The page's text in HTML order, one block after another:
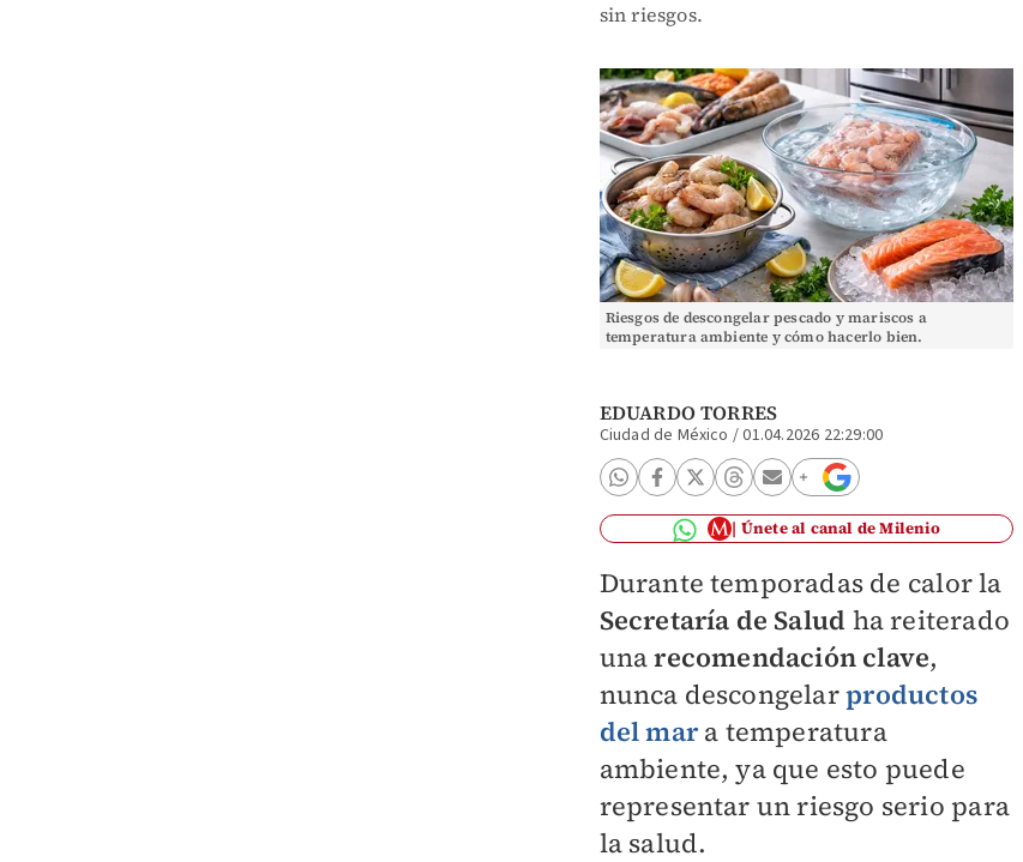
sin riesgos.
Riesgos de descongelar pescado y mariscos a
temperatura ambiente y cómo hacerlo bien.
EDUARDO TORRES
Ciudad de México /01.04.2026 22:29:00
Únete al canal de Milenio
Durante temporadas de calor la
Secretaría de Salud ha reiterado
unarecomendación clave,
nunca descongelarproductos
del mara temperatura
ambiente, ya que esto puede
representar un riesgo serio para
la salud.